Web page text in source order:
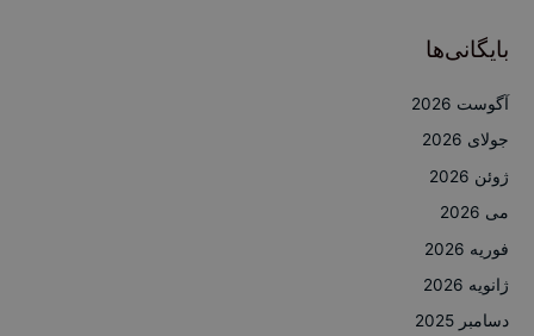
بایگانی‌ها
آگوست 2026
جولای 2026
ژوئن 2026
می 2026
فوریه 2026
ژانویه 2026
دسامبر 2025